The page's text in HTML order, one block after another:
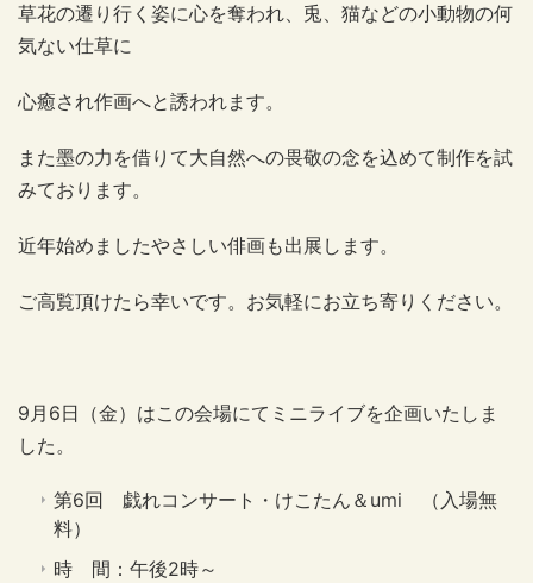
草花の遷り行く姿に心を奪われ、兎、猫などの小動物の何
気ない仕草に
心癒され作画へと誘われます。
また墨の力を借りて大自然への畏敬の念を込めて制作を試
みております。
近年始めましたやさしい俳画も出展します。
ご高覧頂けたら幸いです。お気軽にお立ち寄りください。
9月6日（金）はこの会場にてミニライブを企画いたしま
した。
第6回 戯れコンサート・けこたん＆umi （入場無
料）
時 間：午後2時～